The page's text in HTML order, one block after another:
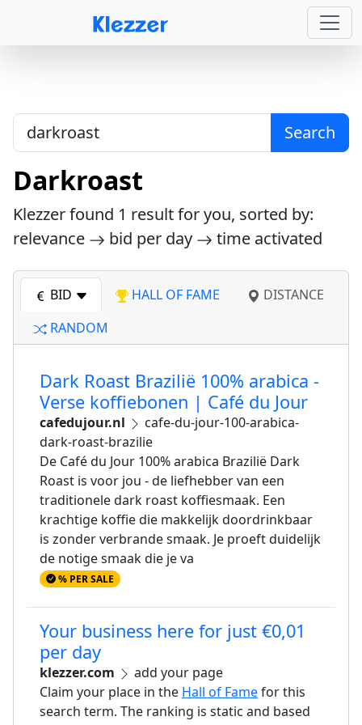
Search
Darkroast
Klezzer found 1 result for you, sorted by:
relevance
bid per day time activated
BID HALL OF FAME
DISTANCE
RANDOM
Dark Roast Brazilië 100% arabica -
Verse koffiebonen | Café du Jour
cafedujour.nl
cafe-du-jour-100-arabica-
dark-roast-brazilie
De Café du Jour 100% arabica Brazilië Dark
Roast is voor jou - de liefhebber van een
traditionele dark roast koffiesmaak. Een
krachtige koffie die makkelijk doordrinkbaar
is zonder verbrande smaak. Je proeft duidelijk
de notige smaak die je va
% PER SALE
Your business here for just €0,01
per day
klezzer.com
add your page
Claim your place in the Hall of Famefor this
search term. The ranking is static and based